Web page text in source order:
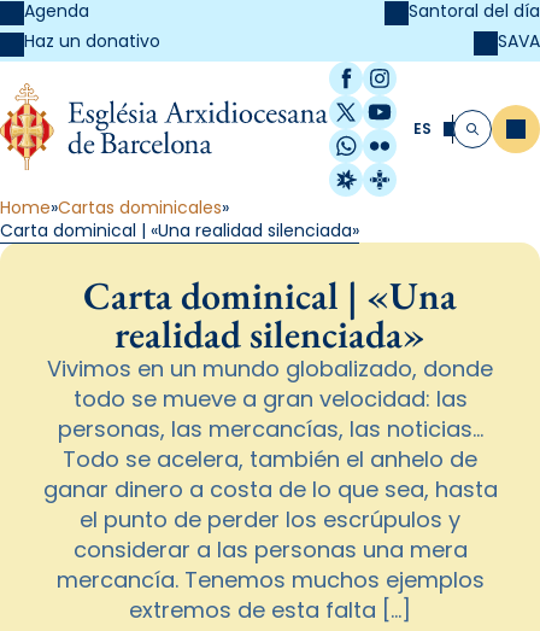
Agenda
Haz un donativo
Santoral del día
SAVA
Facebook
Instagram
X / Twitter
YouTube
WhatsApp
Flickr
Radio Estel
Catalunya
ES Buscar
Home Cartas dominicales
Carta dominical | «Una realidad silenciada»
Carta dominical | «Una
realidad silenciada»
Vivimos en un mundo globalizado, donde
todo se mueve a gran velocidad: las
personas, las mercancías, las noticias…
Todo se acelera, también el anhelo de
ganar dinero a costa de lo que sea, hasta
el punto de perder los escrúpulos y
considerar a las personas una mera
mercancía. Tenemos muchos ejemplos
extremos de esta falta […]